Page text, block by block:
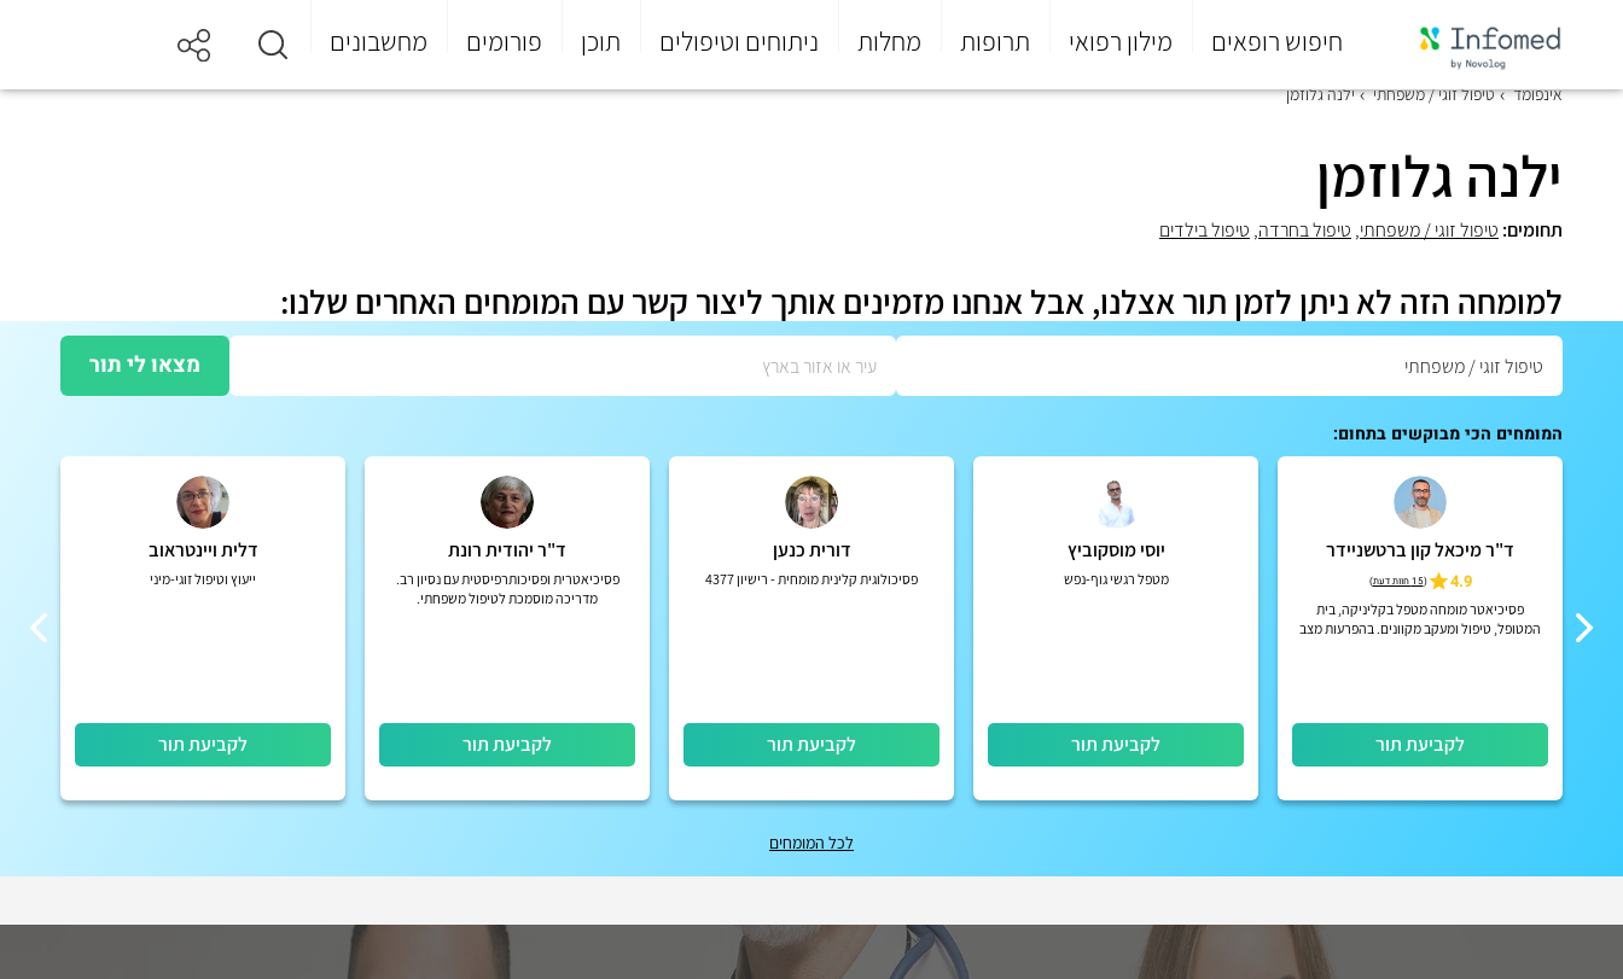
חיפוש רופאים מילון רפואי תרופות מחלות ניתוחים וטיפולים תוכן פורומים מחשבונים
סוף
אינפומד טיפול זוגי / משפחתי ילנה גלוזמן
ילנה גלוזמן
תחומים: טיפול זוגי / משפחתי, טיפול בחרדה, טיפול בילדים
למומחה הזה לא ניתן לזמן תור אצלנו, אבל אנחנו מזמינים אותך ליצור קשר עם המומחים האחרים שלנו:
מצאו לי תור
המומחים הכי מבוקשים בתחום:
ד"ר מיכאל קון ברטשניידר
4.9
(15 חוות דעת )
פסיכיאטר מומחה מטפל בקליניקה, בית
המטופל, טיפול ומעקב מקוונים. בהפרעות מצב
לקביעת תור
יוסי מוסקוביץ
מטפל רגשי גוף-נפש
לקביעת תור
דורית כנען
פסיכולוגית קלינית מומחית - רישיון 4377
לקביעת תור
ד"ר יהודית רונת
פסיכיאטרית ופסיכותרפיסטית עם נסיון רב.
מדריכה מוסמכת לטיפול משפחתי.
לקביעת תור
דלית ויינטראוב
ייעוץ וטיפול זוגי-מיני
לקביעת תור
לכל המומחים